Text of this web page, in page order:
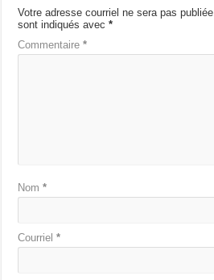
Votre adresse courriel ne sera pas publiée.
sont indiqués avec*
Commentaire*
Nom*
Courriel*